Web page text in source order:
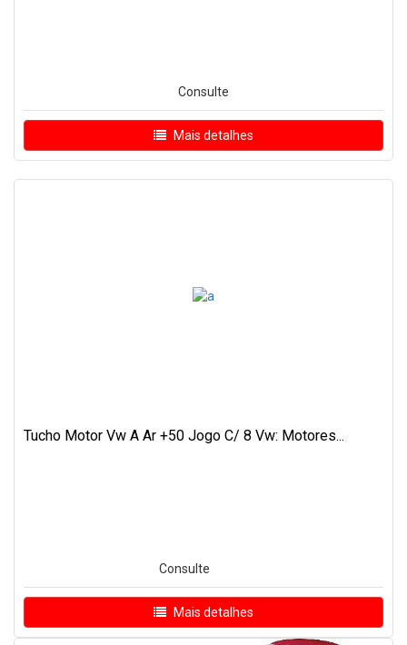
Consulte
Mais detalhes
Tucho Motor Vw A Ar +50 Jogo C/ 8 Vw: Motores...
Consulte
Mais detalhes